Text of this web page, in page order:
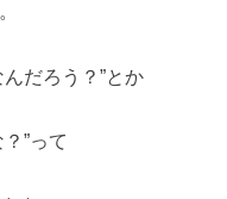
だろう？”とか
”って